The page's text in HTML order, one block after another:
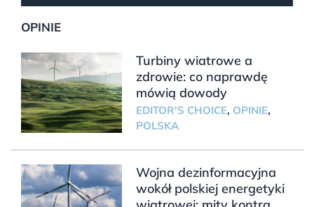
OPINIE
Turbiny wiatrowe a
zdrowie: co naprawdę
mówią dowody
EDITOR'S CHOICE, OPINIE,
POLSKA
Wojna dezinformacyjna
wokół polskiej energetyki